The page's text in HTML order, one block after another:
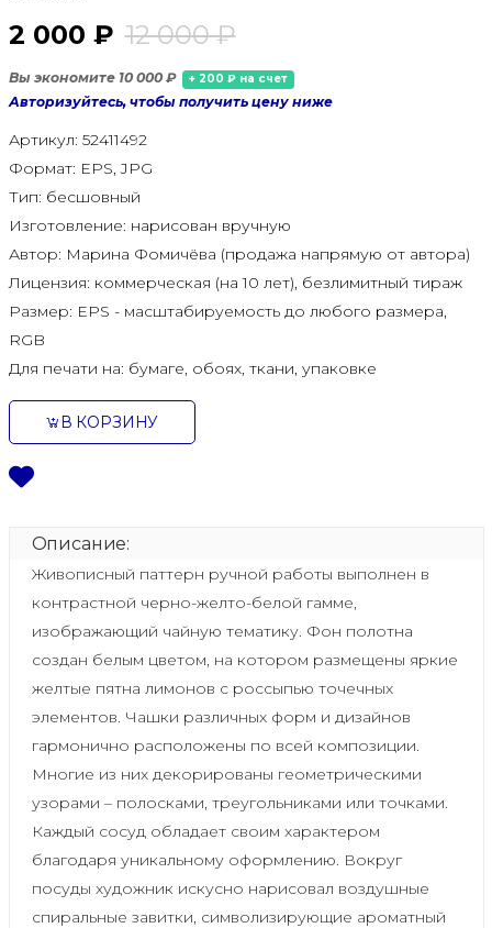
2 000 ₽ 12 000 ₽
Вы экономите 10 000 ₽ + 200 ₽ на счет
Авторизуйтесь, чтобы получить цену ниже
Артикул: 52411492
Формат: EPS, JPG
Тип: бесшовный
Изготовление: нарисован вручную
Автор: Марина Фомичёва (продажа напрямую от автора)
Лицензия: коммерческая (на 10 лет), безлимитный тираж
Размер: EPS - масштабируемость до любого размера,
RGB
Для печати на: бумаге, обоях, ткани, упаковке
В КОРЗИНУ
Описание:
Живописный паттерн ручной работы выполнен в
контрастной черно-желто-белой гамме,
изображающий чайную тематику. Фон полотна
создан белым цветом, на котором размещены яркие
желтые пятна лимонов с россыпью точечных
элементов. Чашки различных форм и дизайнов
гармонично расположены по всей композиции.
Многие из них декорированы геометрическими
узорами – полосками, треугольниками или точками.
Каждый сосуд обладает своим характером
благодаря уникальному оформлению. Вокруг
посуды художник искусно нарисовал воздушные
спиральные завитки, символизирующие ароматный